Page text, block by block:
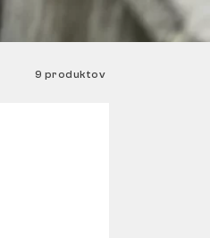
9 produktov